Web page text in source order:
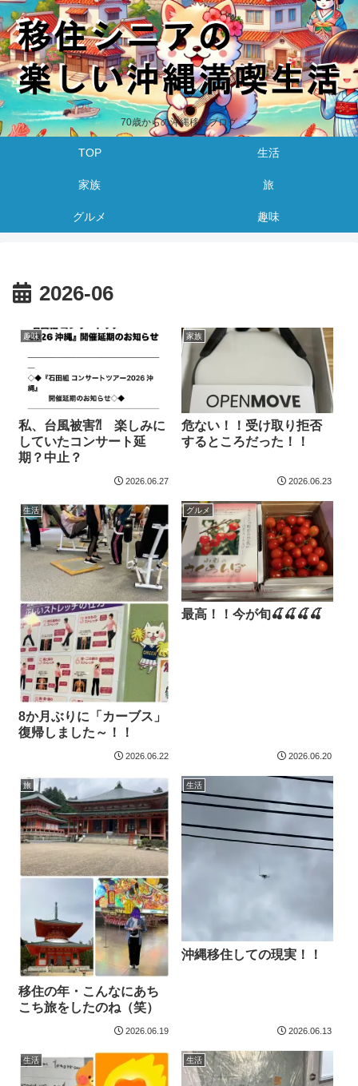
70歳からの沖縄移住ブログ
TOP 生活
家族 旅
グルメ 趣味
2026-06
趣味
私、台風被害⁈ 楽しみに
していたコンサート延
期？中止？
2026.06.27
家族
危ない！！受け取り拒否
するところだった！！
2026.06.23
生活
8か月ぶりに「カーブス」
復帰しました～！！
2026.06.22
グルメ
最高！！今が旬🍒🍒🍒🍒
2026.06.20
旅
移住の年・こんなにあち
こち旅をしたのね（笑）
2026.06.19
生活
沖縄移住しての現実！！
2026.06.13
生活 生活